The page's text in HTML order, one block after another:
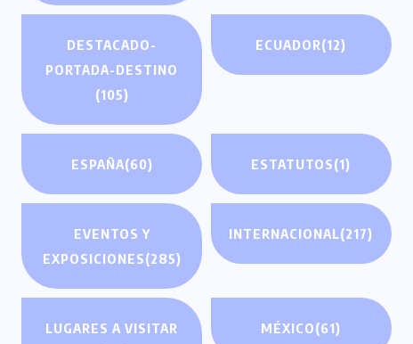
DESTACADO-
PORTADA-DESTINO
(105)
ECUADOR(12)
ESPAÑA(60) ESTATUTOS(1)
EVENTOS Y
EXPOSICIONES(285)
INTERNACIONAL(217)
LUGARES A VISITAR
MÉXICO(61)